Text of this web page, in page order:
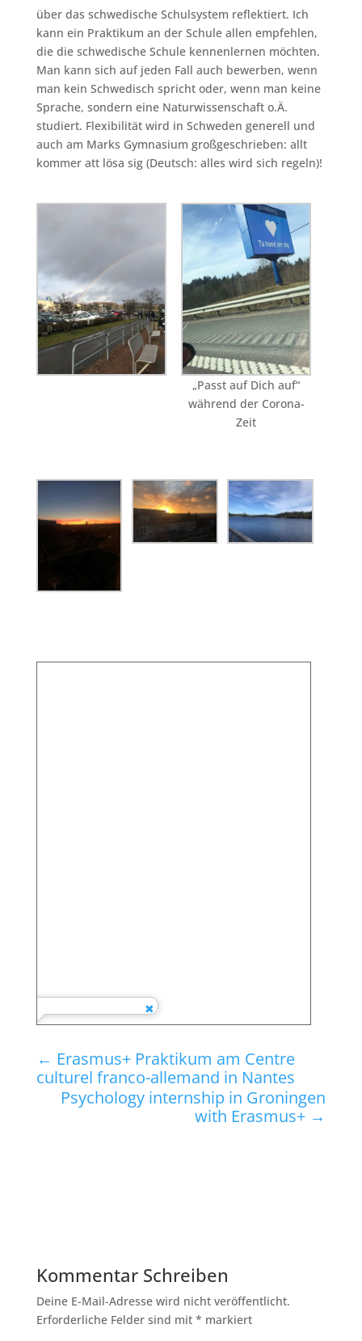
über das schwedische Schulsystem reflektiert. Ich
kann ein Praktikum an der Schule allen empfehlen,
die die schwedische Schule kennenlernen möchten.
Man kann sich auf jeden Fall auch bewerben, wenn
man kein Schwedisch spricht oder, wenn man keine
Sprache, sondern eine Naturwissenschaft o.Ä.
studiert. Flexibilität wird in Schweden generell und
auch am Marks Gymnasium großgeschrieben: allt
kommer att lösa sig (Deutsch: alles wird sich regeln)!
„Passt auf Dich auf“
während der Corona-
Zeit
← Erasmus+ Praktikum am Centre
culturel franco-allemand in Nantes
Psychology internship in Groningen
with Erasmus+ →
Kommentar Schreiben
Deine E-Mail-Adresse wird nicht veröffentlicht.
Erforderliche Felder sind mit * markiert